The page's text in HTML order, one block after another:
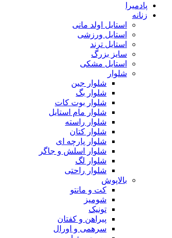
پادمیرا
زنانه
استایل اولد مانی
استایل ورزشی
استایل ترند
سایز بزرگ
استایل مشکی
شلوار
شلوار جین
شلوار بگ
شلوار بوت کات
شلوار مام استایل
شلوار راسته
شلوار کتان
شلوار پارچه ای
شلوار اسلش و جاگر
شلوار لگ
شلوار راحتی
بالاپوش
کت و مانتو
شومیز
تونیک
پیراهن و کفتان
سرهمی و اورال